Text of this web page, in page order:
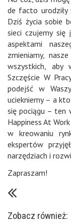
de facto urodziły
Dziś życia sobie
sieci czujemy się
aspektami
zmieniamy,
wszystkich,
Szczęście W
podejść w
uciekniemy – a
się pociągu – ten
Happiness At
w kreowaniu
ekspertów
narzędziach i
Zapraszam!
Zobacz również: